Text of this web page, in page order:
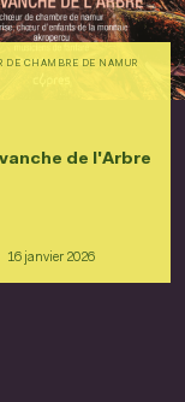
DE CHAMBRE DE NAMUR
de l'Arbre
16 janvier 2026